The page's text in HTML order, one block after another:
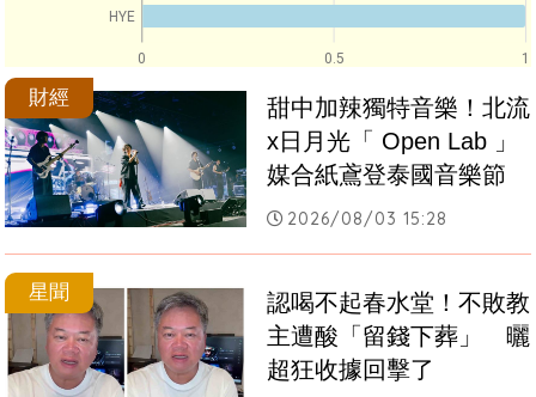
0 0.5 1
HYE
財經
甜中加辣獨特音樂！北流
x日月光「 Open Lab 」
媒合紙鳶登泰國音樂節
2026/08/03 15:28
星聞
認喝不起春水堂！不敗教
主遭酸「留錢下葬」　曬
超狂收據回擊了